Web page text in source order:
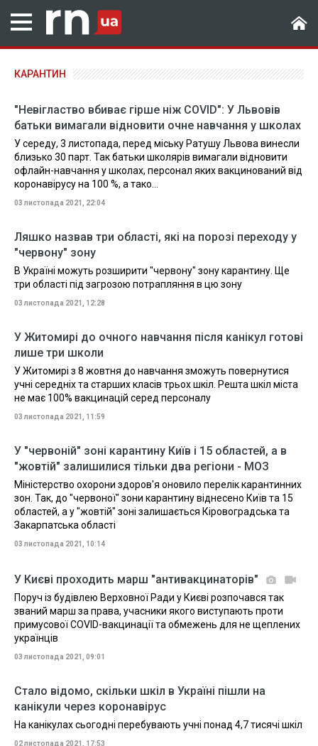
КАРАНТИН
"Невігластво вбиває гірше ніж COVID": У Львовів
батьки вимагали відновити очне навчання у школах
У середу, 3 листопада, перед міську Ратушу Львова винесли
близько 30 парт. Так батьки школярів вимагали відновити
офлайн-навчання у школах, персонал яких вакцинований від
коронавірусу на 100 %, а тако...
03 листопада 2021, 22:04
Ляшко назвав три області, які на порозі переходу у
"червону" зону
В Україні можуть розширити "червону" зону карантину. Ще
три області під загрозою потрапляння в цю зону
03 листопада 2021, 12:28
У Житомирі до очного навчання після канікул готові
лише три школи
У Житомирі з 8 жовтня до навчання зможуть повернутися
учні середніх та старших класів трьох шкіл. Решта шкіл міста
не має 100% вакцинацій серед персоналу
03 листопада 2021, 11:59
У "червоній" зоні карантину Київ і 15 областей, а в
"жовтій" залишилися тільки два регіони - МОЗ
Міністерство охорони здоров'я оновило перелік карантинних
зон. Так, до "червоної" зони карантину віднесено Київ та 15
областей, а у "жовтій" зоні залишається Кіровоградська та
Закарпатська області
03 листопада 2021, 10:14
У Києві проходить марш "антивакцинаторів"
Поруч із будівлею Верховної Ради у Києві розпочався так
званий марш за права, учасники якого виступають проти
примусової COVID-вакцинації та обмежень для не щеплених
українців
03 листопада 2021, 09:01
Стало відомо, скільки шкіл в Україні пішли на
канікули через коронавірус
На канікулах сьогодні перебувають учні понад 4,7 тисячі шкіл
02 листопада 2021, 17:53